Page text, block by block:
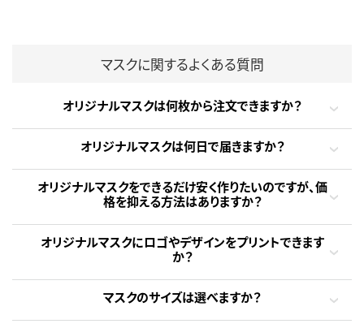
マスクに関するよくある質問
オリジナルマスクは何枚から注文できますか？
オリジナルマスクは何日で届きますか？
オリジナルマスクをできるだけ安く作りたいのですが、価
格を抑える方法はありますか？
オリジナルマスクにロゴやデザインをプリントできます
か？
マスクのサイズは選べますか？